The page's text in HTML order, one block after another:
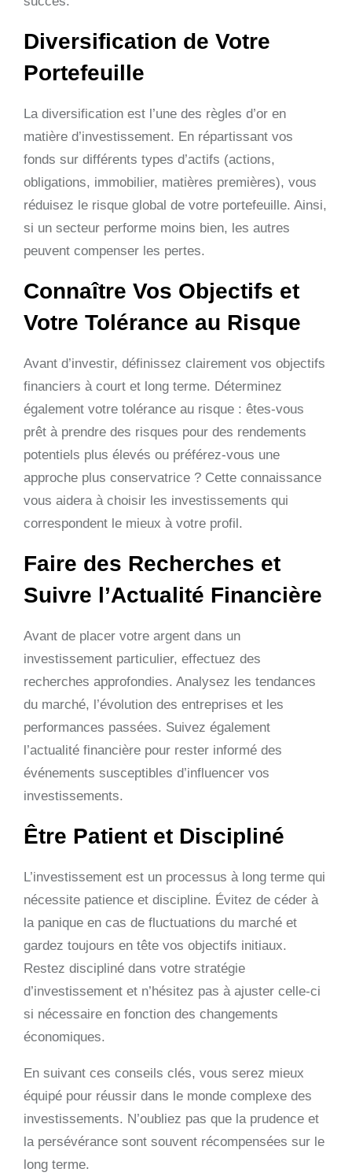
Diversification de Votre
Portefeuille
La diversification est l’une des règles d’or en
matière d’investissement. En répartissant vos
fonds sur différents types d’actifs (actions,
obligations, immobilier, matières premières), vous
réduisez le risque global de votre portefeuille. Ainsi,
si un secteur performe moins bien, les autres
peuvent compenser les pertes.
Connaître Vos Objectifs et
Votre Tolérance au Risque
Avant d’investir, définissez clairement vos objectifs
financiers à court et long terme. Déterminez
également votre tolérance au risque : êtes-vous
prêt à prendre des risques pour des rendements
potentiels plus élevés ou préférez-vous une
approche plus conservatrice ? Cette connaissance
vous aidera à choisir les investissements qui
correspondent le mieux à votre profil.
Faire des Recherches et
Suivre l’Actualité Financière
Avant de placer votre argent dans un
investissement particulier, effectuez des
recherches approfondies. Analysez les tendances
du marché, l’évolution des entreprises et les
performances passées. Suivez également
l’actualité financière pour rester informé des
événements susceptibles d’influencer vos
investissements.
Être Patient et Discipliné
L’investissement est un processus à long terme qui
nécessite patience et discipline. Évitez de céder à
la panique en cas de fluctuations du marché et
gardez toujours en tête vos objectifs initiaux.
Restez discipliné dans votre stratégie
d’investissement et n’hésitez pas à ajuster celle-ci
si nécessaire en fonction des changements
économiques.
En suivant ces conseils clés, vous serez mieux
équipé pour réussir dans le monde complexe des
investissements. N’oubliez pas que la prudence et
la persévérance sont souvent récompensées sur le
long terme.